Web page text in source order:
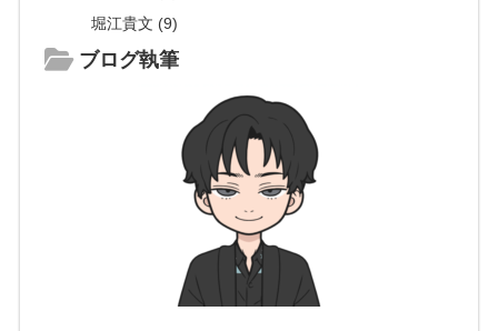
堀江貴文 (9)
ブログ執筆